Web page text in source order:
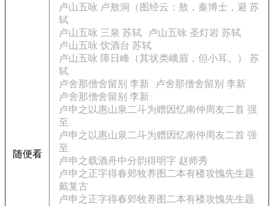
随便看
卢山五咏 卢敖洞（图经云：敖，秦博士，避 苏
轼
卢山五咏 三泉 苏轼
卢山五咏 圣灯岩 苏轼
卢山五咏 饮酒台 苏轼
卢山五咏 障日峰（其状类峨眉，但小耳。） 苏
轼
卢舍那僧舍留别 李新
卢舍那僧舍留别 李新
卢舍那僧舍留别 李新
卢申之以惠山泉二斗为赠因忆南仲周友二首 强
至
卢申之以惠山泉二斗为赠因忆南仲周友二首 强
至
卢申之载酒舟中分韵得明字 赵师秀
卢申之正字得春郊牧养图二本有楼攻愧先生题
戴复古
卢申之正字得春郊牧养图二本有楼攻愧先生题